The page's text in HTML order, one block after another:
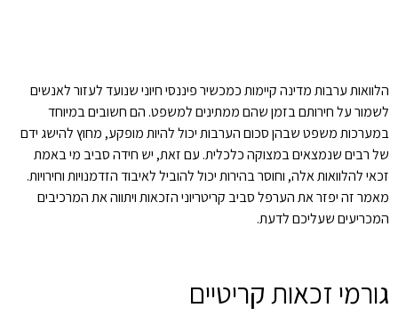
הלוואות ערבות מדינה קיימות כמכשיר פיננסי חיוני שנועד לעזור לאנשים
לשמור על חירותם בזמן שהם ממתינים למשפט. הם חשובים במיוחד
במערכות משפט שבהן סכום הערבות יכול להיות מופקע, מחוץ להישג ידם
של רבים שנמצאים במצוקה כלכלית. עם זאת, יש חידה סביב מי באמת
זכאי להלוואות אלה, וחוסר בהירות יכול להוביל לאיבוד הזדמנויות וחירויות.
מאמר זה יפזר את הערפל סביב קריטריוני הזכאות ויתווה את המרכיבים
המכריעים שעליכם לדעת.
גורמי זכאות קריטיים